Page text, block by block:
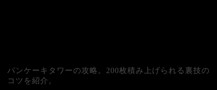
パンケーキタワーの攻略。200枚積み上げられる裏技の
コツを紹介。